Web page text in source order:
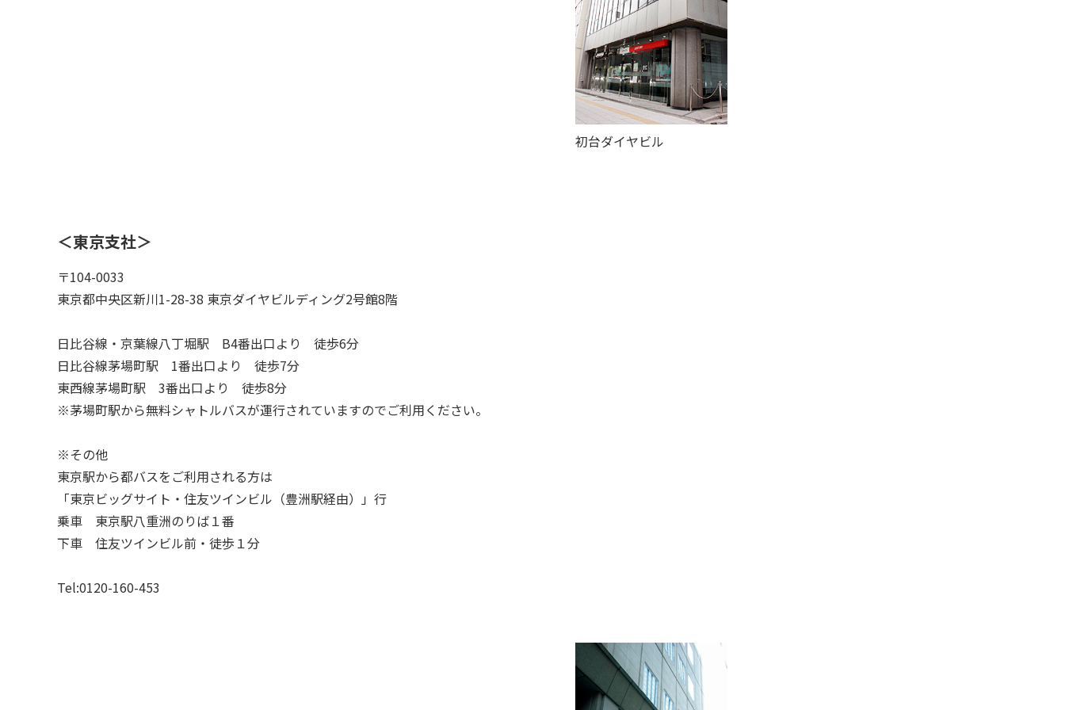
初台ダイヤビル
＜東京支社＞
〒104-0033
東京都中央区新川1-28-38 東京ダイヤビルディング2号館8階
日比谷線・京葉線八丁堀駅 B4番出口より 徒歩6分
日比谷線茅場町駅 1番出口より 徒歩7分
東西線茅場町駅 3番出口より 徒歩8分
※茅場町駅から無料シャトルバスが運行されていますのでご利用ください。
※その他
東京駅から都バスをご利用される方は
「東京ビッグサイト・住友ツインビル（豊洲駅経由）」行
乗車 東京駅八重洲のりば１番
下車 住友ツインビル前・徒歩１分
Tel:0120-160-453